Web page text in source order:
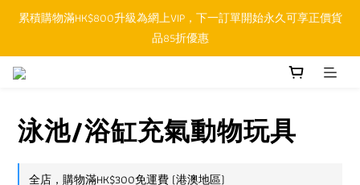
順豐香港SFHK APP取件通知功能將取代SMS短訊
累積購物滿HK$800升級為網上VIP，下一訂單開始永久可享正價貨
品85折優惠
順豐香港SFHK APP取件通知功能將取代SMS短訊
泳池/浴缸充氣動物玩具
全店，購物滿HK$300免運費 (港澳地區)